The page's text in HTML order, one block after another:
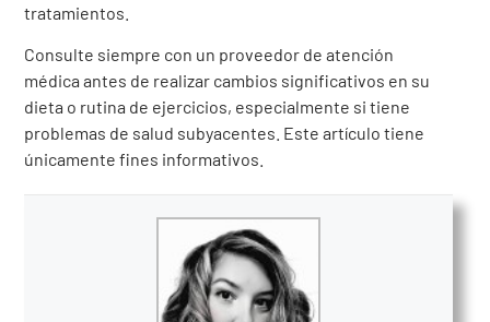
tratamientos.
Consulte siempre con un proveedor de atención
médica antes de realizar cambios significativos en su
dieta o rutina de ejercicios, especialmente si tiene
problemas de salud subyacentes. Este artículo tiene
únicamente fines informativos.